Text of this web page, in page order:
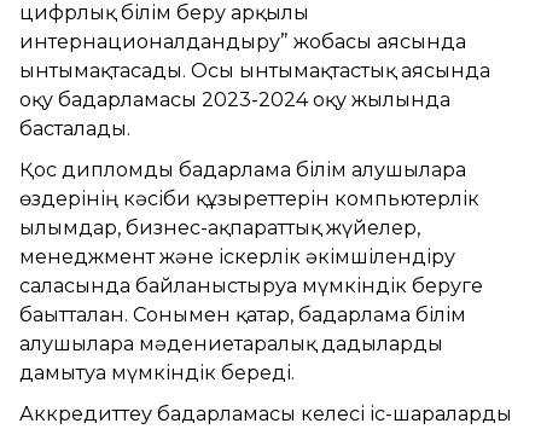
цифрлық білім беру арқылы
интернационалдандыру” жобасы аясында
ынтымақтасады. Осы ынтымақтастық аясында
оқу бағдарламасы 2023-2024 оқу жылында
басталады.
Қос дипломды бағдарлама білім алушыларға
өздерінің кәсіби құзыреттерін компьютерлік
ғылымдар, бизнес-ақпараттық жүйелер,
менеджмент және іскерлік әкімшілендіру
саласында байланыстыруға мүмкіндік беруге
бағытталған. Сонымен қатар, бағдарлама білім
алушыларға мәдениетаралық дағдыларды
дамытуға мүмкіндік береді.
Аккредиттеу бағдарламасы келесі іс-шараларды